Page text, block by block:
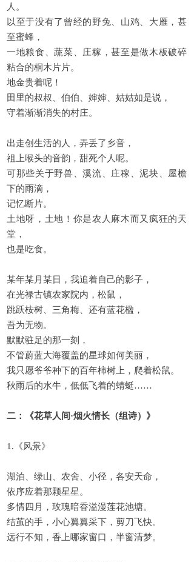
人。
以至于没有了曾经的野兔、山鸡、大雁，甚
至蜜蜂，
一地粮食、蔬菜、庄稼，甚至是做木板破碎
粘合的桐木片片。
地金贵着呢！
田里的叔叔、伯伯、婶婶、姑姑如是说，
守着渐渐消失的村庄。
出走创生活的人，弄丢了乡音，
祖上喉头的音韵，甜死个人呢。
可那些关于野兽、溪流、庄稼、泥块、屋檐
下的雨滴，
记忆断片。
土地呀，土地！你是农人麻木而又疯狂的天
堂，
也是吃食。
某年某月某日，我追着自己的影子，
在光禄古镇农家院内，松鼠，
跳跃桉树、三角梅、还有蓝花楹，
吾为无物。
默默驻足的那一刻，
不管蔚蓝大海覆盖的星球如何美丽，
我只愿爷爷种下的百年柿树上，爬着松鼠。
秋雨后的水牛，低低飞着的蜻蜓……
二：《花草人间·烟火情长（组诗）》
1.《风景》
湖泊、绿山、农舍、小径，各安天命，
依序应着那颗星星。
多情四月，玫瑰暗香溢漫莲花池塘。
结茧的手，小心翼翼采下，剪刀飞快。
远行不知，香上哪家窗口，半窗清梦。